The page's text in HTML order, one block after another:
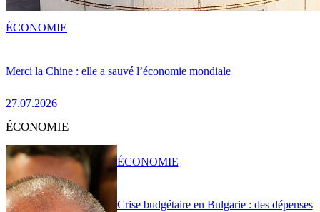
Merci la Chine : elle a sauvé l’économie mondiale
27.07.2026
ÉCONOMIE
ÉCONOMIE
Crise budgétaire en Bulgarie : des dépenses
ÉCONOMIE